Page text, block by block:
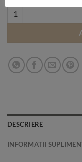
80 quantity
DESCRIERE
INFORMATII